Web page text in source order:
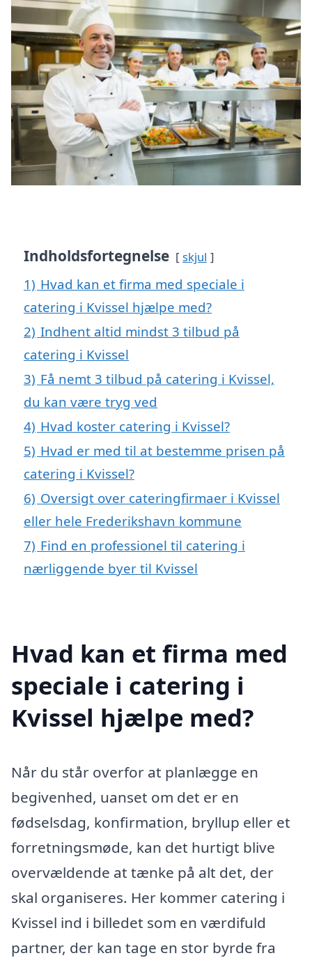
Indholdsfortegnelse skjul
1) Hvad kan et firma med speciale i
catering i Kvissel hjælpe med?
2) Indhent altid mindst 3 tilbud på
catering i Kvissel
3) Få nemt 3 tilbud på catering i Kvissel,
du kan være tryg ved
4) Hvad koster catering i Kvissel?
5) Hvad er med til at bestemme prisen på
catering i Kvissel?
6) Oversigt over cateringfirmaer i Kvissel
eller hele Frederikshavn kommune
7) Find en professionel til catering i
nærliggende byer til Kvissel
Hvad kan et firma med
speciale i catering i
Kvissel hjælpe med?
Når du står overfor at planlægge en
begivenhed, uanset om det er en
fødselsdag, konfirmation, bryllup eller et
forretningsmøde, kan det hurtigt blive
overvældende at tænke på alt det, der
skal organiseres. Her kommer catering i
Kvissel ind i billedet som en værdifuld
partner, der kan tage en stor byrde fra